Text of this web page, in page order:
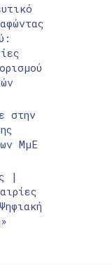
στην
ΜμΕ
|